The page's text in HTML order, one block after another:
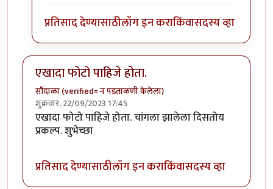
प्रतिसाद देण्यासाठीलॉग इन कराकिंवासदस्य व्हा
एखादा फोटो पाहिजे होता.
सौंदाळा (verified= न पडताळणी केलेला)
शुक्रवार, 22/09/2023 17:45
एखादा फोटो पाहिजे होता. चांगला झालेला दिसतोय
प्रकल्प. शुभेच्छा
प्रतिसाद देण्यासाठीलॉग इन कराकिंवासदस्य व्हा